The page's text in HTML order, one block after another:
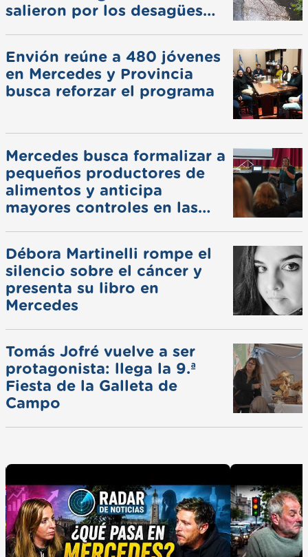
salieron por los desagües
Envión reúne a 480 jóvenes
en Mercedes y Provincia
busca reforzar el programa
Mercedes busca formalizar a
pequeños productores de
alimentos y anticipa
mayores controles en las
Débora Martinelli rompe el
silencio sobre el cáncer y
presenta su libro en
Mercedes
Tomás Jofré vuelve a ser
protagonista: llega la 9.ª
Fiesta de la Galleta de
Campo